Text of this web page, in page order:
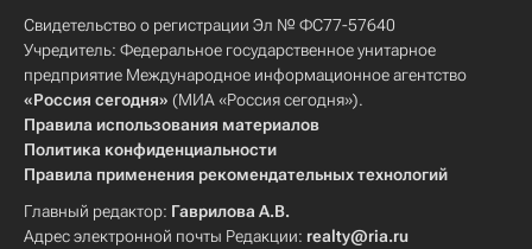
Свидетельство о регистрации Эл № ФС77-57640
Учредитель: Федеральное государственное унитарное
предприятие Международное информационное агентство
«Россия сегодня» (МИА «Россия сегодня»).
Правила использования материалов
Политика конфиденциальности
Правила применения рекомендательных технологий
Главный редактор: Гаврилова А.В.
Адрес электронной почты Редакции: realty@ria.ru